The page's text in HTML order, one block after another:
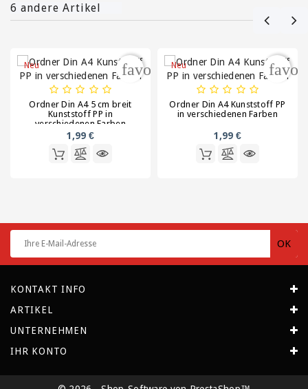
6 andere Artikel
Neu
Ordner Din A4 5 cm breit
Kunststoff PP in
verschiedenen Farben
1,99 €
favorite_border
Neu
Ordner Din A4 Kunststoff PP
in verschiedenen Farben
1,99 €
KONTAKT INFO
ARTIKEL
UNTERNEHMEN
IHR KONTO